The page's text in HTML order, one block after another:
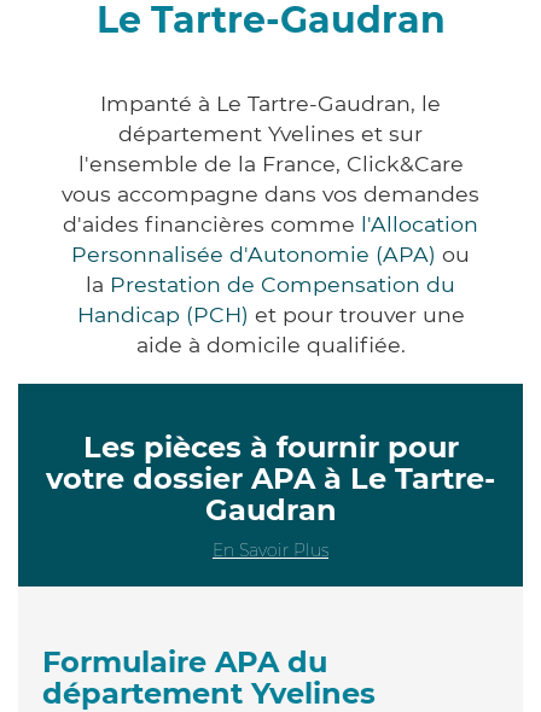
Le Tartre-Gaudran
Impanté à Le Tartre-Gaudran, le
département Yvelines et sur
l'ensemble de la France, Click&Care
vous accompagne dans vos demandes
d'aides financières comme l'Allocation
Personnalisée d'Autonomie (APA) ou
la Prestation de Compensation du
Handicap (PCH) et pour trouver une
aide à domicile qualifiée.
Les pièces à fournir pour
votre dossier APA à Le Tartre-
Gaudran
En Savoir Plus
Formulaire APA du
département Yvelines